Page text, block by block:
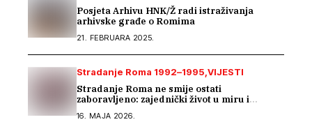
Posjeta Arhivu HNK/Ž radi istraživanja
arhivske građe o Romima
21. FEBRUARA 2025.
Stradanje Roma 1992–1995 VIJESTI
Stradanje Roma ne smije ostati
zaboravljeno: zajednički život u miru i
16. MAJA 2026.